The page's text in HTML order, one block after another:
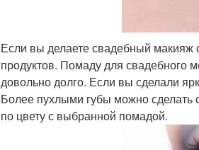
Если вы делаете свадебный макияж
продуктов. Помаду для свадебного
довольно долго. Если вы сделали
Более пухлыми губы можно сделать
по цвету с выбранной помадой.